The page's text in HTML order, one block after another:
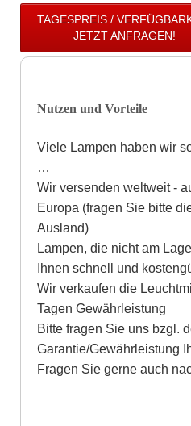
TAGESPREIS /
JETZT ANFRAGEN!
Nutzen und Vorteile
Viele Lampen haben wir
…
Wir versenden weltweit -
Europa (fragen Sie bitte
Ausland)
Lampen, die nicht am
Ihnen schnell und
Wir verkaufen die
Tagen Gewährleistung
Bitte fragen Sie uns bzgl.
Garantie/Gewährleistung
Fragen Sie gerne auch